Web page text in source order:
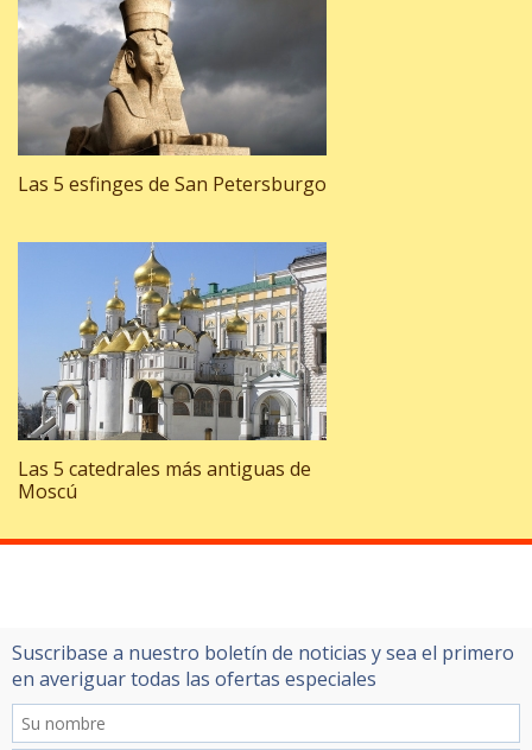
Las 5 esfinges de San Petersburgo
Las 5 catedrales más antiguas de
Moscú
Suscribase a nuestro boletín de noticias y sea el primero
en averiguar todas las ofertas especiales